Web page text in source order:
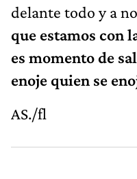
delante todo y a
que estamos con
es momento de
enoje quien se
AS./fl